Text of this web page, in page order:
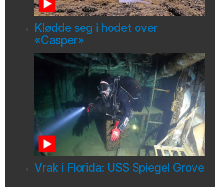
Klødde seg i hodet over
«Casper»
Vrak i Florida: USS Spiegel Grove